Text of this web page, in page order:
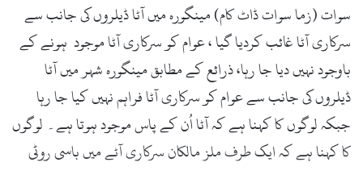
سوات (زما سوات ڈاٹ کام) مینگورہ میں آٹا ڈیلروں کی جانب سے
سرکاری آٹا غائب کردیا گیا ، عوام کو سرکاری آٹا موجود ہونے کے
باوجود نہیں دیا جا رہا، ذرائع کے مطابق مینگورہ شہر میں آٹا
ڈیلروں کی جانب سے عوام کو سرکاری آٹا فراہم نہیں کیا جا رہا
جبکہ لوگوں کا کہنا ہے کہ آٹا اُن کے پاس موجود ہوتا ہے۔ لوگوں
کا کہنا ہے کہ ایک طرف ملز مالکان سرکاری آٹے میں باسی روٹی